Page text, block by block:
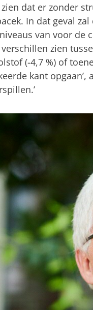
dat er zonder
In dat geval
van voor de
zien
(-4,7 %) of
kant opgaan’,